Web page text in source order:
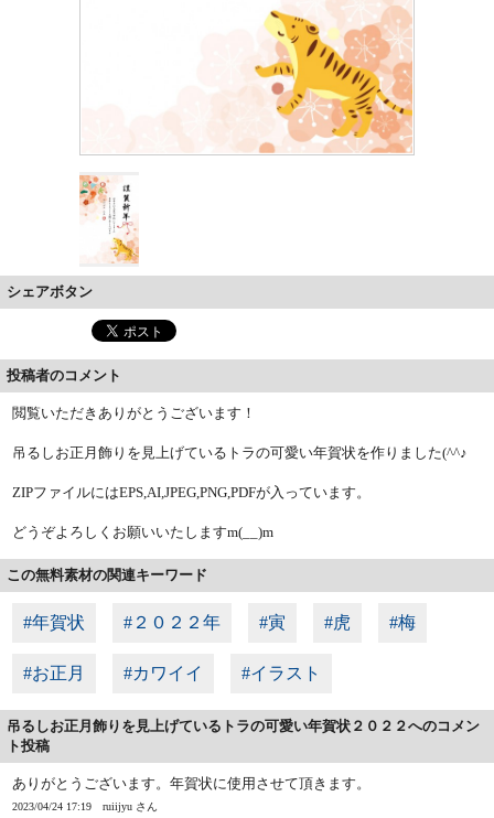
シェアボタン
投稿者のコメント
閲覧いただきありがとうございます！
吊るしお正月飾りを見上げているトラの可愛い年賀状を作りました(^^♪
ZIPファイルにはEPS,AI,JPEG,PNG,PDFが入っています。
どうぞよろしくお願いいたしますm(__)m
この無料素材の関連キーワード
#年賀状 #２０２２年 #寅 #虎 #梅
#お正月 #カワイイ #イラスト
吊るしお正月飾りを見上げているトラの可愛い年賀状２０２２へのコメン
ト投稿
ありがとうございます。年賀状に使用させて頂きます。
2023/04/24 17:19 ruiijyu さん